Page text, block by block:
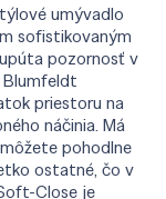
umývadlo
sofistikovaným
pozornosť v
Blumfeldt
priestoru na
náčinia. Má
pohodlne
ostatné, čo v
Close je